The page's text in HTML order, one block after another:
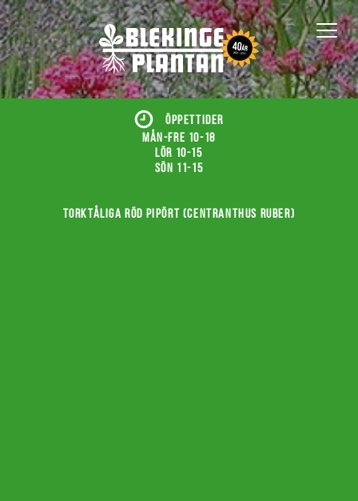
ÖPPETTIDER
Mån-fre 10-18
Lör 10-15
Sön 11-15
Torktåliga röd pipört (Centranthus ruber)